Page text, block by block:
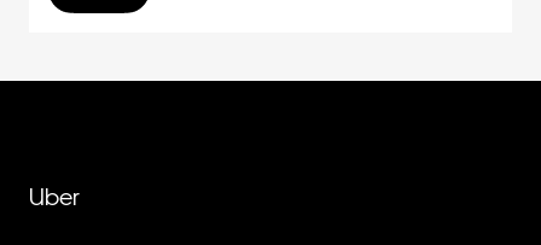
Uber